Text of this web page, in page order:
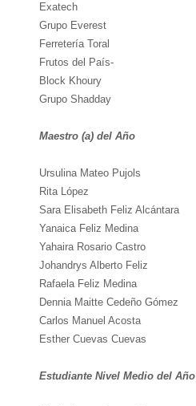
Exatech
Grupo Everest
Ferretería Toral
Frutos del País-
Block Khoury
Grupo Shadday
Maestro (a) del Año
Ursulina Mateo Pujols
Rita López
Sara Elisabeth Feliz Alcántara
Yanaica Feliz Medina
Yahaira Rosario Castro
Johandrys Alberto Feliz
Rafaela Feliz Medina
Dennia Maitte Cedeño Gómez
Carlos Manuel Acosta
Esther Cuevas Cuevas
Estudiante Nivel Medio del Año